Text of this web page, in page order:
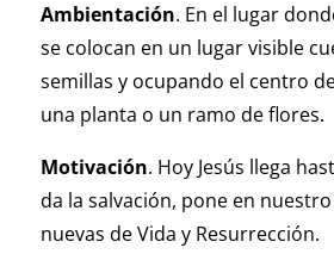
Ambientación. En el lugar
se colocan en un lugar visible
semillas y ocupando el centro
una planta o un ramo de flores.
Motivación. Hoy Jesús llega
da la salvación, pone en
nuevas de Vida y Resurrec­ción.